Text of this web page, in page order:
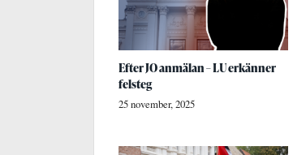
Efter JO anmälan – LU erkänner
felsteg
25 november, 2025